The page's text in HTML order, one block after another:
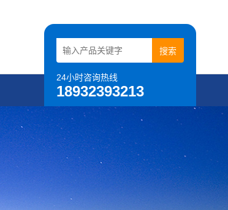
24小时咨询热线
18932393213